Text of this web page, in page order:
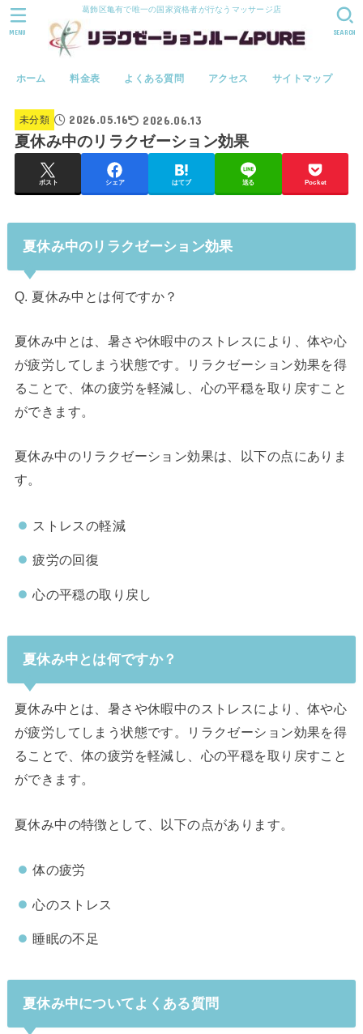
葛飾区亀有で唯一の国家資格者が行なうマッサージ店
ホーム 料金表 よくある質問 アクセス サイトマップ
SEARCH
MENU
未分類 2026.05.16 2026.06.13
夏休み中のリラクゼーション効果
ポスト シェア はてブ 送る Pocket
夏休み中のリラクゼーション効果
Q. 夏休み中とは何ですか？
夏休み中とは、暑さや休暇中のストレスにより、体や心
が疲労してしまう状態です。リラクゼーション効果を得
ることで、体の疲労を軽減し、心の平穏を取り戻すこと
ができます。
夏休み中のリラクゼーション効果は、以下の点にありま
す。
ストレスの軽減
疲労の回復
心の平穏の取り戻し
夏休み中とは何ですか？
夏休み中とは、暑さや休暇中のストレスにより、体や心
が疲労してしまう状態です。リラクゼーション効果を得
ることで、体の疲労を軽減し、心の平穏を取り戻すこと
ができます。
夏休み中の特徴として、以下の点があります。
体の疲労
心のストレス
睡眠の不足
夏休み中についてよくある質問